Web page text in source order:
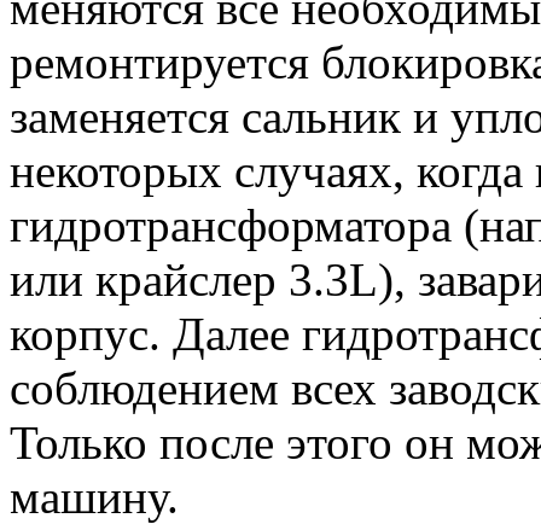
ремонтируется
заменяется сальник и
некоторых случаях, когда
гидротрансформатора
или крайслер 3.3L),
корпус. Далее
соблюдением всех
Только после этого он
машину.